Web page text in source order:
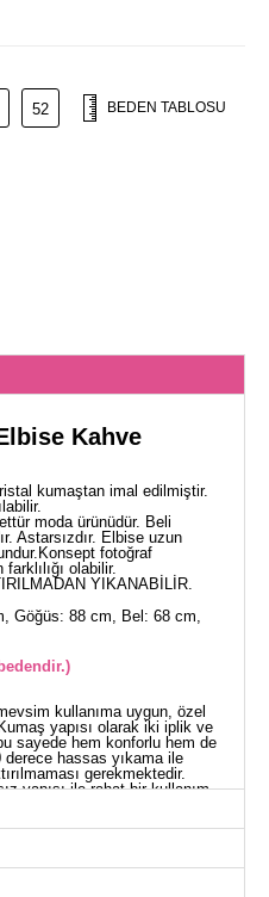
52 BEDEN TABLOSU
Kahve
kumaştan imal edilmiştir.
moda ürünüdür. Beli
Astarsızdır. Elbise uzun
fotoğraf
olabilir.
YIKANABİLİR.
Göğüs: 88 cm, Bel: 68 cm,
kullanıma uygun, özel
yapısı olarak iki iplik ve
sayede hem konforlu hem de
derece hassas yıkama ile
gerekmektedir.
yapısı ile rahat bir kullanım
istenilen fit ayarlama
ÖLÇÜLERİ